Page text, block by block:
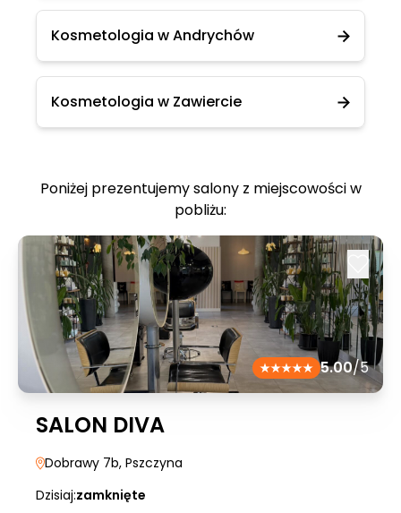
Kosmetologia w Andrychów
Kosmetologia w Zawiercie
Poniżej prezentujemy salony z miejscowości w
pobliżu:
5.00/5
SALON DIVA
Dobrawy 7b, Pszczyna
Dzisiaj:zamknięte